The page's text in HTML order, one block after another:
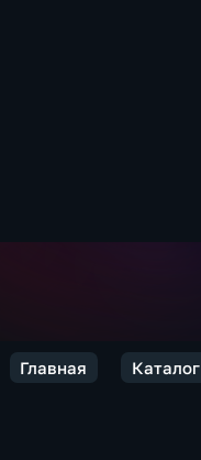
Главная Каталог